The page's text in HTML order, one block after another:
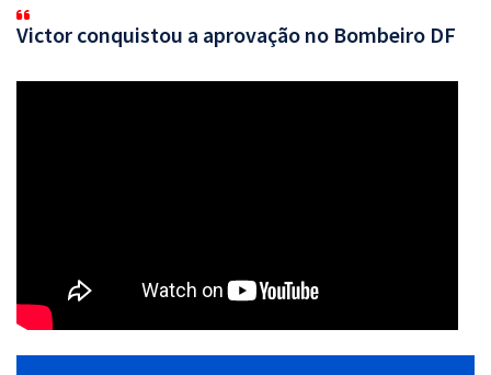
Victor conquistou a aprovação no Bombeiro DF